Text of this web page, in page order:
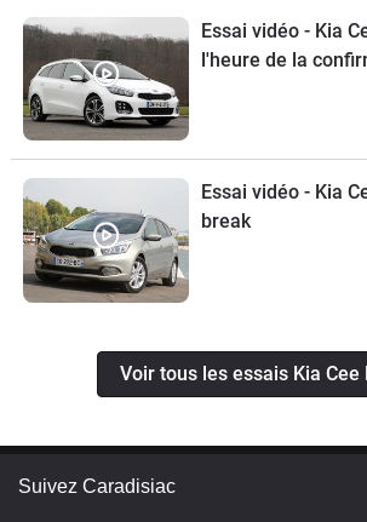
Essai vidéo - Kia
l'heure de la
Essai vidéo - Kia
break
Voir tous les essais Kia Cee
Suivez Caradisiac